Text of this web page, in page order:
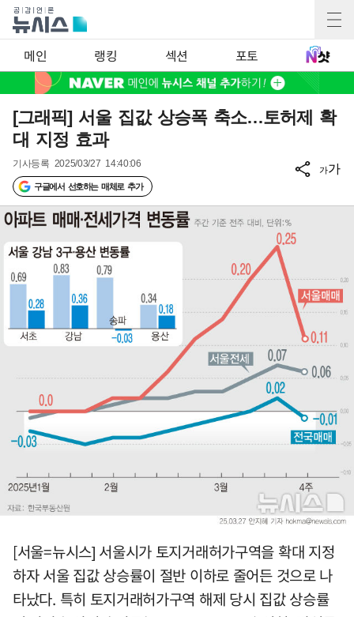
메인 랭킹 섹션 포토
[그래픽] 서울 집값 상승폭 축소…토허제 확
대 지정 효과
기사등록 2025/03/27 14:40:06
구글에서 선호하는 매체로 추가
가가
[서울=뉴시스] 서울시가 토지거래허가구역을 확대 지정
하자 서울 집값 상승률이 절반 이하로 줄어든 것으로 나
타났다. 특히 토지거래허가구역 해제 당시 집값 상승률